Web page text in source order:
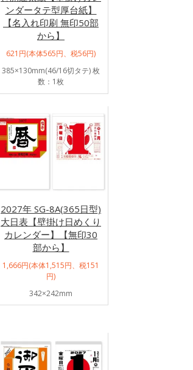
ンダータテ型厚台紙】
【名入れ印刷 無印50部
から】
621円(本体565円、税56円)
385×130mm(46/16切タテ) 枚
数：1枚
2027年 SG-8A(365日型)
大日表【壁掛け日めくり
カレンダー】【無印30
部から】
1,666円(本体1,515円、税151
円)
342×242mm